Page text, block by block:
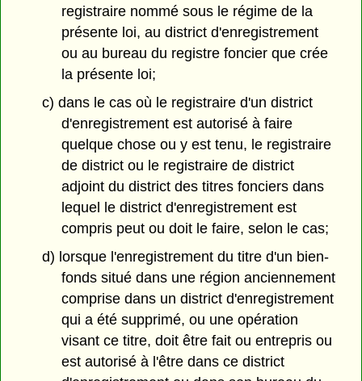
registraire nommé sous le régime de la
présente loi, au district d'enregistrement
ou au bureau du registre foncier que crée
la présente loi;
c) dans le cas où le registraire d'un district
d'enregistrement est autorisé à faire
quelque chose ou y est tenu, le registraire
de district ou le registraire de district
adjoint du district des titres fonciers dans
lequel le district d'enregistrement est
compris peut ou doit le faire, selon le cas;
d) lorsque l'enregistrement du titre d'un bien-
fonds situé dans une région anciennement
comprise dans un district d'enregistrement
qui a été supprimé, ou une opération
visant ce titre, doit être fait ou entrepris ou
est autorisé à l'être dans ce district